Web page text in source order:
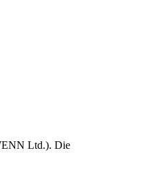
Ltd.). Die